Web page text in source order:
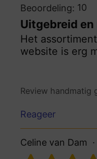
Beoordeling: 10
Uitgebreid
Het
website is erg
Review handmatig
Reageer
Celine van Dam